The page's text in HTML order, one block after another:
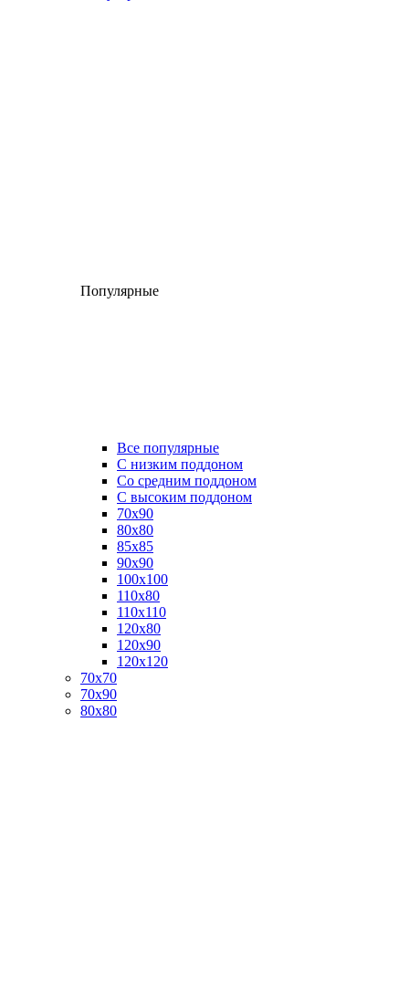
Популярные
Все популярные
C низким поддоном
Со средним поддоном
С высоким поддоном
70х90
80х80
85х85
90х90
100х100
110х80
110х110
120х80
120х90
120х120
70х70
70х90
80х80